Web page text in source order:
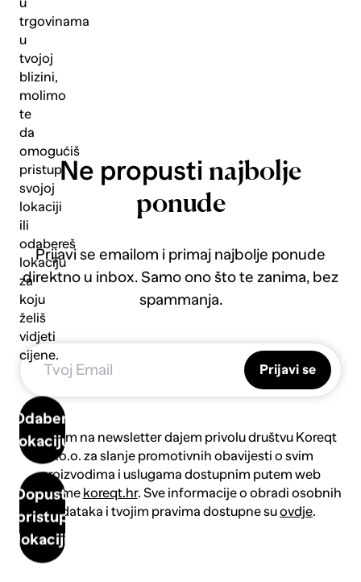
u
trgovinama
u
tvojoj
blizini,
molimo
te
da
omogućiš
pristup
svojoj
lokaciji
ili
odabereš
lokaciju
za
koju
želiš
vidjeti
cijene.
Odaberi
lokaciju
Dopusti
pristup
lokaciji
Ne propusti najbolje
ponude
Prijavi se emailom i primaj najbolje ponude
direktno u inbox. Samo ono što te zanima, bez
spammanja.
Prijavi se
Prijavom na newsletter dajem privolu društvu Koreqt
d.o.o. za slanje promotivnih obavijesti o svim
proizvodima i uslugama dostupnim putem web
platforme koreqt.hr. Sve informacije o obradi osobnih
podataka i tvojim pravima dostupne suovdje.